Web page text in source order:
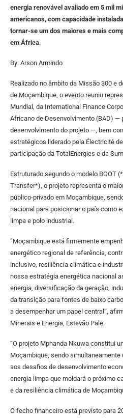
energia renovável avaliado em 5 mil
americanos, com capacidade
tornar-se um dos maiores e mais
em África.
By: Arson Armindo
Realizado no âmbito da Missão 300 e
de Moçambique, o evento reuniu
Mundial, da International Finance
Africano de Desenvolvimento (BAD)
desenvolvimento do projeto —, bem
estratégicos liderado pela Électricité
participação da TotalEnergies e da
Estruturado segundo o modelo BOOT
Transfer*), o projeto representa o
público-privado em Moçambique,
nacional para posicionar o país como
limpa e polo industrial.
“Moçambique está firmemente
energético regional de referência,
inclusivo, resiliência climática e
nossa estratégia energética nacional
energia, diversificação da geração,
da transição para fontes de baixo
a desempenhar um papel central”,
Minerais e Energia, Estevão Pale.
“O projeto Mphanda Nkuwa constitui
Moçambique, sendo
aos desafios de desenvolvimento
energia limpa que moldará o próximo
e da resiliência climática de
O fecho financeiro está previsto para